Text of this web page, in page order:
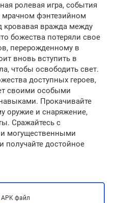
ролевая игра, события
мрачном фэнтезийном
кровавая вражда между
божества потеряли свое
перерожденному в
вновь вступить в
чтобы освободить свет.
доступных героев,
своими особыми
Прокачивайте
оружие и снаряжение,
Сражайтесь с
могущественными
получайте достойное
файл